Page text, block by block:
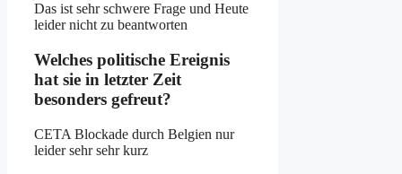
Das ist sehr schwere Frage und Heute
leider nicht zu beantworten
Welches politische Ereignis
hat sie in letzter Zeit
besonders gefreut?
CETA Blockade durch Belgien nur
leider sehr sehr kurz